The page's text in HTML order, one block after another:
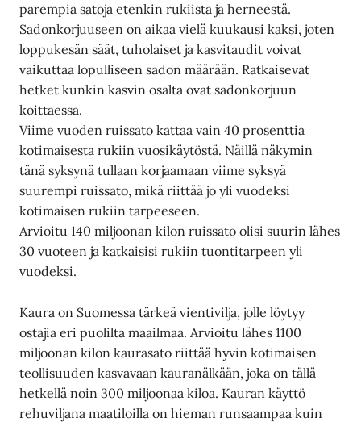
parempia satoja etenkin rukiista ja herneestä.
Sadonkorjuuseen on aikaa vielä kuukausi kaksi, joten
loppukesän säät, tuholaiset ja kasvitaudit voivat
vaikuttaa lopulliseen sadon määrään. Ratkaisevat
hetket kunkin kasvin osalta ovat sadonkorjuun
koittaessa.
Viime vuoden ruissato kattaa vain 40 prosenttia
kotimaisesta rukiin vuosikäytöstä. Näillä näkymin
tänä syksynä tullaan korjaamaan viime syksyä
suurempi ruissato, mikä riittää jo yli vuodeksi
kotimaisen rukiin tarpeeseen.
Arvioitu 140 miljoonan kilon ruissato olisi suurin lähes
30 vuoteen ja katkaisisi rukiin tuontitarpeen yli
vuodeksi.
Kaura on Suomessa tärkeä vientivilja, jolle löytyy
ostajia eri puolilta maailmaa. Arvioitu lähes 1100
miljoonan kilon kaurasato riittää hyvin kotimaisen
teollisuuden kasvavaan kauranälkään, joka on tällä
hetkellä noin 300 miljoonaa kiloa. Kauran käyttö
rehuviljana maatiloilla on hieman runsaampaa kuin